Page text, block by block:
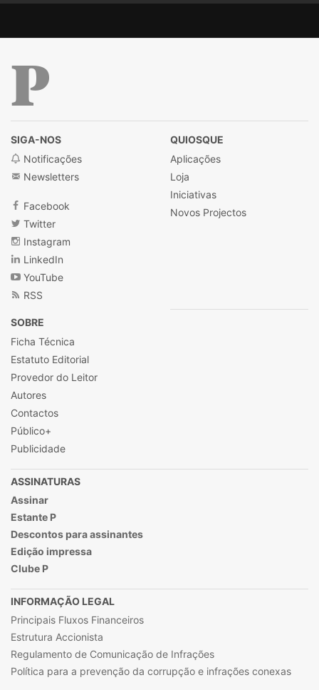
SIGA-NOS
Notificações
Newsletters
Facebook
Twitter
Instagram
LinkedIn
YouTube
RSS
QUIOSQUE
Aplicações
Loja
Iniciativas
Novos Projectos
SOBRE
Ficha Técnica
Estatuto Editorial
Provedor do Leitor
Autores
Contactos
Público+
Publicidade
ASSINATURAS
Assinar
Estante P
Descontos para assinantes
Edição impressa
Clube P
INFORMAÇÃO LEGAL
Principais Fluxos Financeiros
Estrutura Accionista
Regulamento de Comunicação de Infrações
Política para a prevenção da corrupção e infrações conexas